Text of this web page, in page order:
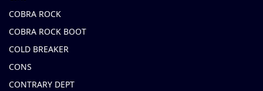
COBRA ROCK
COBRA ROCK BOOT
COLD BREAKER
CONS
CONTRARY DEPT